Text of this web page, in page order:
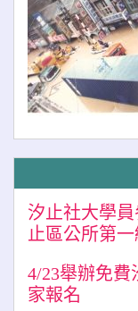
汐止社大學
止區公所第
4/23舉辦免費
家報名